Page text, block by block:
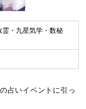
霊・九星気学・数秘
占いイベントに引っ